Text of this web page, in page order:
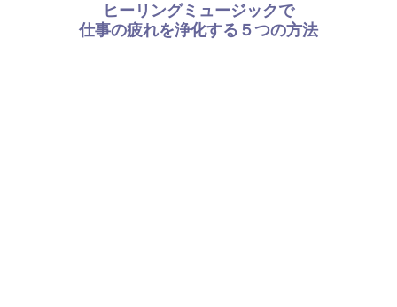
ヒーリングミュージックで
仕事の疲れを浄化する５つの方法